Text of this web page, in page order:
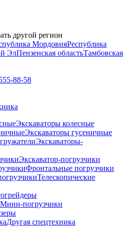
другой регион
МордовияРеспублика
ЭлПензенская областьТамбовская
88-58
Экскаваторы колесные
Экскаваторы гусеничные
Экскаваторы-
Экскаватор-погрузчики
Фронтальные погрузчики
Телескопические
Мини-погрузчики
Другая спецтехника